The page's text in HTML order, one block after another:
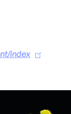
index